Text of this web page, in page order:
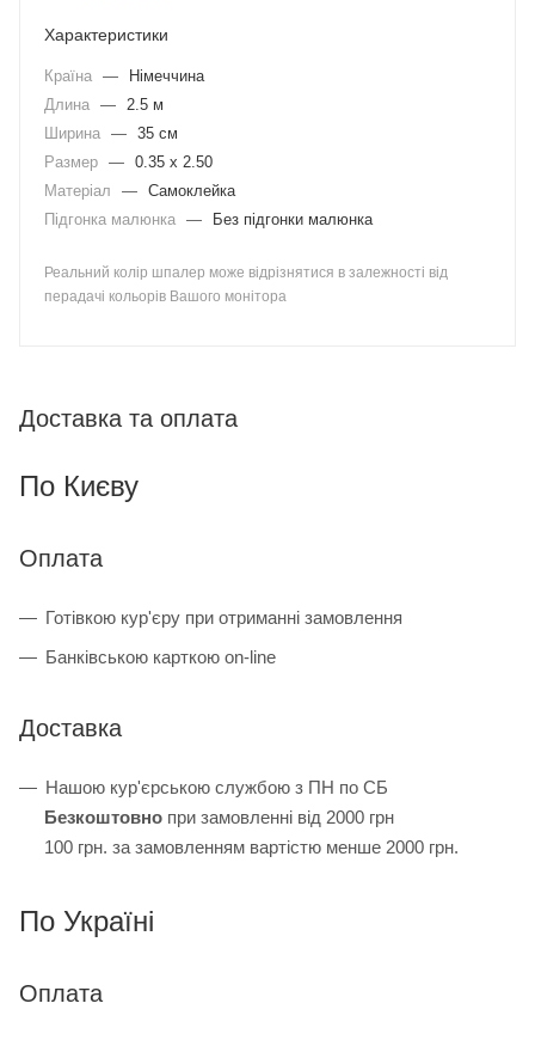
Характеристики
Країна —
Німеччина
Длина — 2.5 м
Ширина — 35 см
Размер — 0.35 x 2.50
Матеріал
— Самоклейка
Підгонка малюнка — Без підгонки малюнка
Реальний колір шпалер може відрізнятися в залежності від
перадачі кольорів Вашого монітора
Доставка та оплата
По Києву
Оплата
Готівкою кур'єру при отриманні замовлення
Банківською карткою on-line
Доставка
Нашою кур'єрською службою з ПН по СБ
Безкоштовно при замовленні від 2000 грн
100 грн. за замовленням вартістю менше 2000 грн.
По Україні
Оплата